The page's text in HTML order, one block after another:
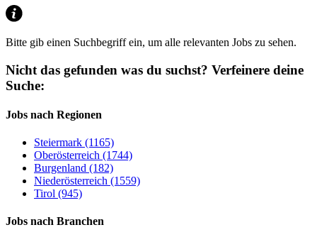
Bitte gib einen Suchbegriff ein, um alle relevanten Jobs zu sehen.
Nicht das gefunden was du suchst? Verfeinere deine
Suche:
Jobs nach Regionen
Steiermark (1165)
Oberösterreich (1744)
Burgenland (182)
Niederösterreich (1559)
Tirol (945)
Jobs nach Branchen